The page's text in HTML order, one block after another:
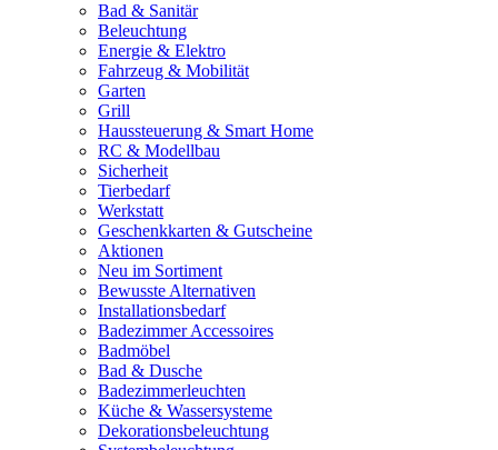
Bad & Sanitär
Beleuchtung
Energie & Elektro
Fahrzeug & Mobilität
Garten
Grill
Haussteuerung & Smart Home
RC & Modellbau
Sicherheit
Tierbedarf
Werkstatt
Geschenkkarten & Gutscheine
Aktionen
Neu im Sortiment
Bewusste Alternativen
Installationsbedarf
Badezimmer Accessoires
Badmöbel
Bad & Dusche
Badezimmerleuchten
Küche & Wassersysteme
Dekorationsbeleuchtung